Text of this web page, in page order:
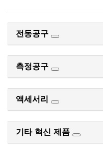
전동공구
측정공구
액세서리
기타 혁신 제품